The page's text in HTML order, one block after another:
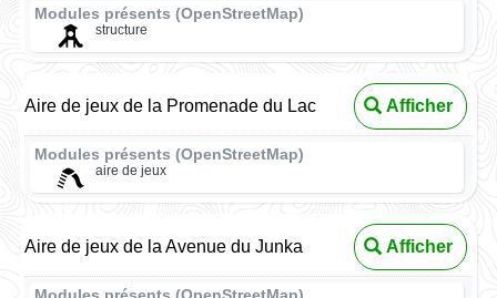
Modules présents (OpenStreetMap)
structure
Aire de jeux de la Promenade du Lac Afficher
Modules présents (OpenStreetMap)
aire de jeux
Aire de jeux de la Avenue du Junka Afficher